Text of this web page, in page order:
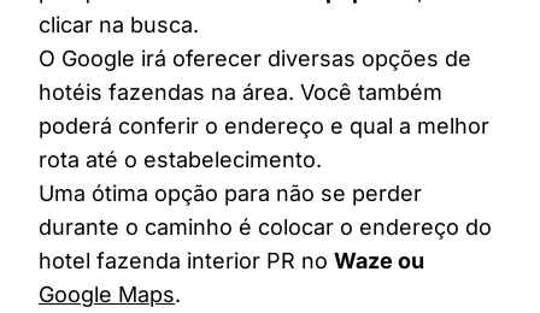
clicar na busca.
O Google irá oferecer diversas opções de
hotéis fazendas na área. Você também
poderá conferir o endereço e qual a melhor
rota até o estabelecimento.
Uma ótima opção para não se perder
durante o caminho é colocar o endereço do
hotel fazenda interior PR no Waze ou
Google Maps.